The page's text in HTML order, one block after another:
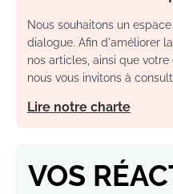
Nous souhaitons un
dialogue. Afin d'améliorer
nos articles, ainsi que
nous vous invitons à
Lire notre charte
VOS